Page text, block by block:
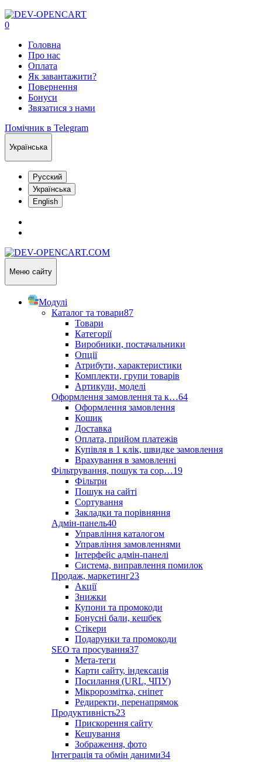
0
Головна
Про нас
Оплата
Як завантажити?
Повернення
Бонуси
Звязатися з нами
Помічник в Telegram
Українська
Русский
Українська
English
Меню сайту
Модулі
Каталог та товари87
Товари
Категорії
Виробники, постачальники
Опції
Атрибути, характеристики
Комплекти, групи товарів
Артикули, моделі
Оформлення замовлення та к…64
Оформлення замовлення
Кошик
Доставка
Оплата, прийом платежів
Купівля в 1 клік, швидке замовлення
Врахування в замовленні
Фільтрування, пошук та сор…19
Фільтри
Пошук на сайті
Сортування
Закладки та порівняння
Адмін-панель40
Управління каталогом
Управління замовленнями
Інтерфейс адмін-панелі
Система, виправлення помилок
Продаж, маркетинг23
Акції
Знижки
Купони та промокоди
Бонусні бали, кешбек
Стікери
Подарунки та промокоди
SEO та просування37
Мета-теги
Карти сайту, індексація
Посилання (URL, ЧПУ)
Мікророзмітка, сніпет
Редиректи, перенапрямок
Продуктивність23
Прискорення сайту
Кешування
Зображення, фото
Інтеграція та обмін даними34